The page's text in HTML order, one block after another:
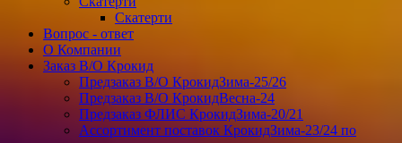
Скатерти
Вопрос - ответ
О Компании
Заказ В/О Крокид
Предзаказ В/О КрокидЗима-25/26
Предзаказ В/О КрокидВесна-24
Предзаказ ФЛИС КрокидЗима-20/21
Ассортимент поставок КрокидЗима-23/24 по